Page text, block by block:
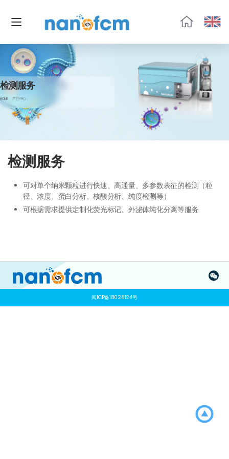
流
检测服务
HOME 产品中心
检测服务
可对单个纳米颗粒进行快速、高通量、多参数表征的检测（粒
径、浓度、蛋白分析、核酸分析、纯度检测等）
可根据需求提供定制化荧光标记、外泌体纯化分离等服务
闽ICP备18028124号